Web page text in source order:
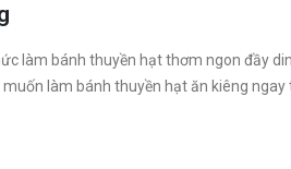
làm bánh thuyền hạt thơm ngon đầy
muốn làm bánh thuyền hạt ăn kiêng ngay